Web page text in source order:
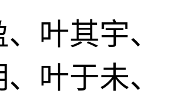
叶其宇、
叶于未、